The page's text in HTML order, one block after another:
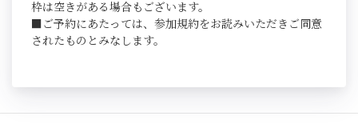
枠は空きがある場合もございます。
■ご予約にあたっては、参加規約をお読みいただきご同意
されたものとみなします。